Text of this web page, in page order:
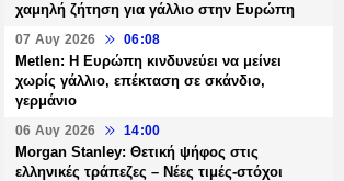
χαμηλή ζήτηση για γάλλιο στην Ευρώπη
07 Αυγ 2026 06:08
Metlen: Η Ευρώπη κινδυνεύει να μείνει
χωρίς γάλλιο, επέκταση σε σκάνδιο,
γερμάνιο
06 Αυγ 2026 14:00
Morgan Stanley: Θετική ψήφος στις
ελληνικές τράπεζες – Νέες τιμές-στόχοι